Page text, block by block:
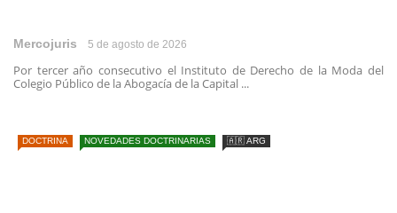
Mercojuris 5 de agosto de 2026
Por tercer año consecutivo el Instituto de Derecho de la Moda del
Colegio Público de la Abogacía de la Capital ...
DOCTRINA NOVEDADES DOCTRINARIAS 🇦🇷 ARG